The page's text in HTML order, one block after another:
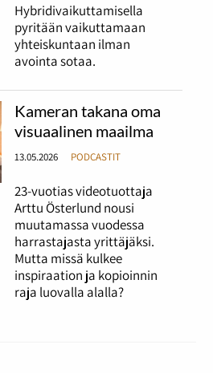
Hybridivaikuttamisella
pyritään vaikuttamaan
yhteiskuntaan ilman
avointa sotaa.
Kameran takana oma
visuaalinen maailma
13.05.2026 PODCASTIT
23-vuotias videotuottaja
Arttu Österlund nousi
muutamassa vuodessa
harrastajasta yrittäjäksi.
Mutta missä kulkee
inspiraation ja kopioinnin
raja luovalla alalla?